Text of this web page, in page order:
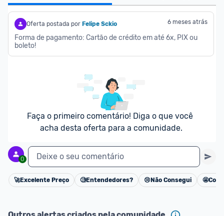
Oferta postada por Felipe Sckio 6 meses atrás
Forma de pagamento: Cartão de crédito em até 6x, PIX ou
boleto!
Faça o primeiro comentário! Diga o que você
acha desta oferta para a comunidade.
0 Deixe o seu comentário
Cancelar
🚀Excelente Preço 🧐Entendedores? 😢 Não Consegui 🤩